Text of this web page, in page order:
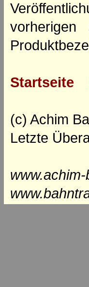
vorherigen
Startseite
(c) Achim
Letzte